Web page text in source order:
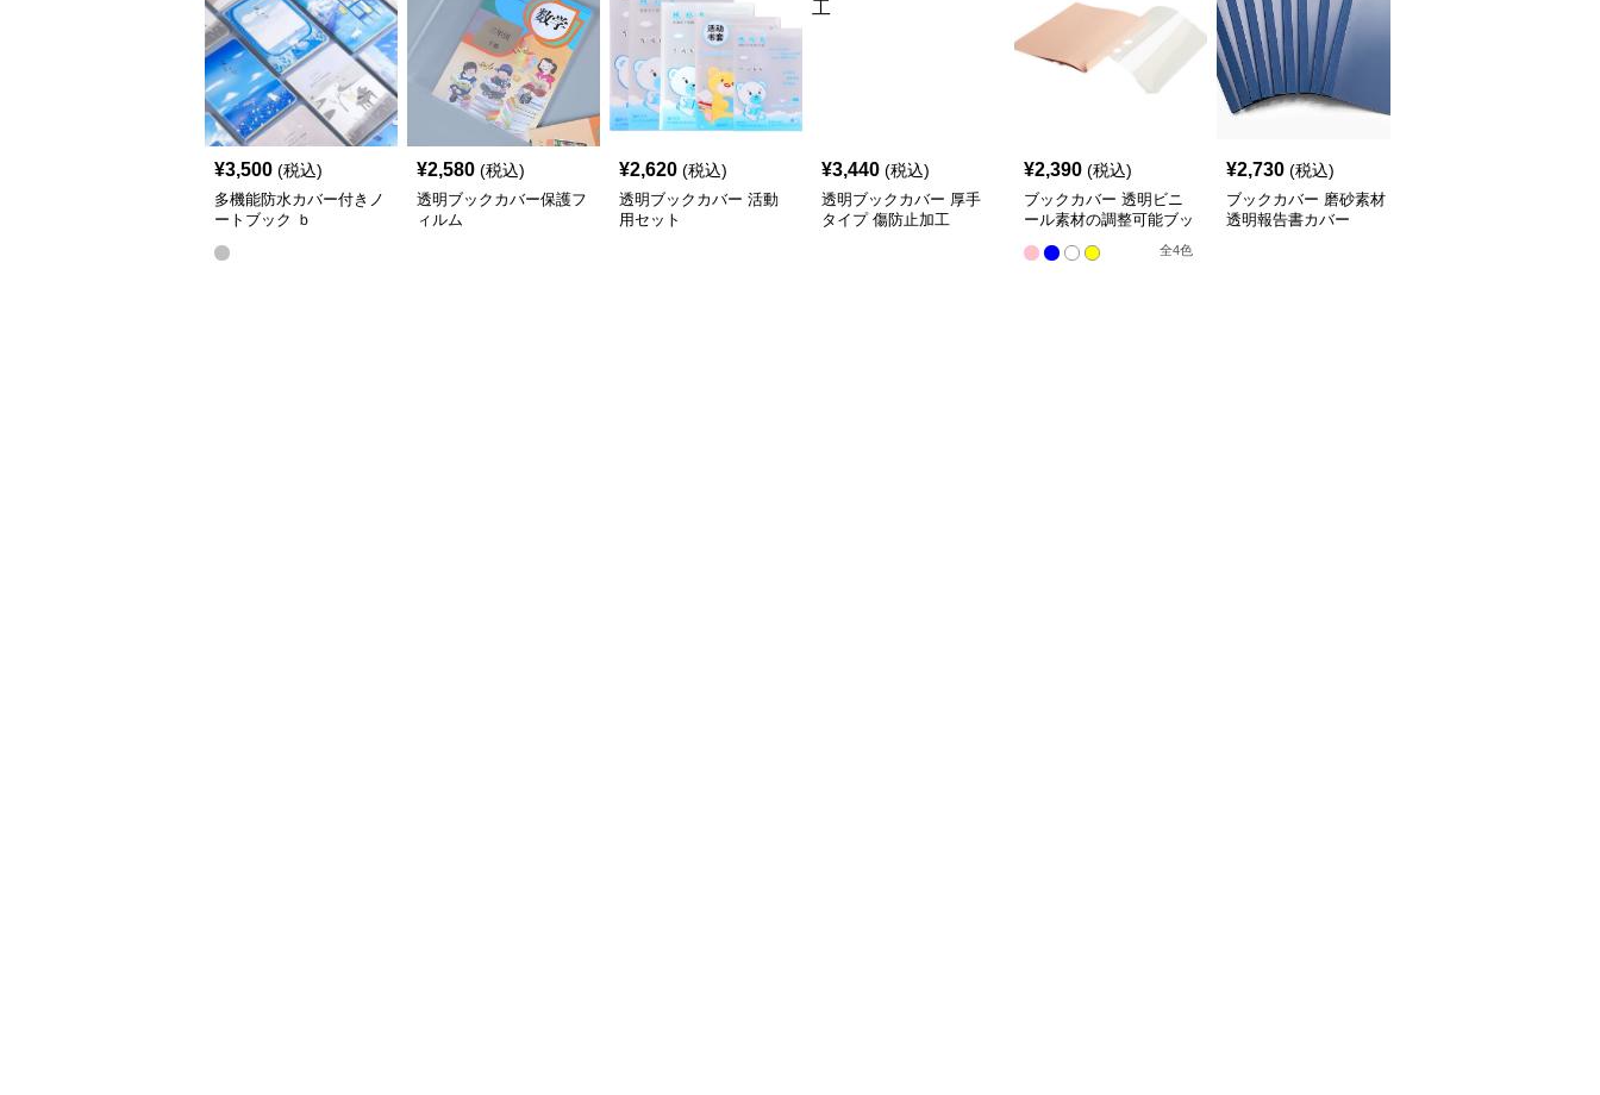
¥3,500 (税込)
多機能防水カバー付きノ
ートブック ｂ
¥2,580 (税込)
透明ブックカバー保護フ
ィルム
¥2,620 (税込)
透明ブックカバー 活動
用セット
¥3,440 (税込)
透明ブックカバー 厚手
タイプ 傷防止加工
¥2,390 (税込)
ブックカバー 透明ビニ
ール素材の調整可能ブッ
全4色
¥2,730 (税込)
ブックカバー 磨砂素材
透明報告書カバー